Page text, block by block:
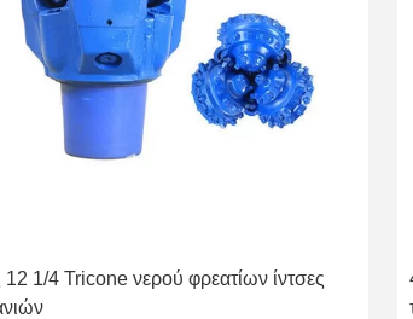
12 1/4 Tricone νερού φρεατίων ίντσες